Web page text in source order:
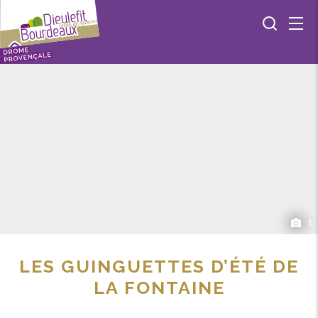
1
LES GUINGUETTES D’ÉTÉ DE
LA FONTAINE